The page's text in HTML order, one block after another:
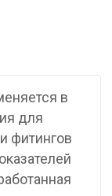
в
для
фитингов